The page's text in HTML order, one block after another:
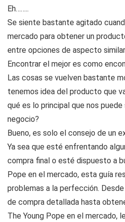
Eh……..
Se siente bastante agitado
mercado para obtener un
entre opciones de aspecto
Encontrar el mejor es como
Las cosas se vuelven bastante
tenemos idea del producto que
qué es lo principal que nos
negocio?
Bueno, es solo el consejo de un
Ya sea que esté enfrentando
compra final o esté dispuesto a
Pope en el mercado, esta guía
problemas a la perfección.
de compra detallada hasta
The Young Pope en el mercado,